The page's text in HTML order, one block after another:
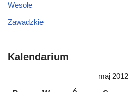
Wesołe
Zawadzkie
Kalendarium
maj 2012